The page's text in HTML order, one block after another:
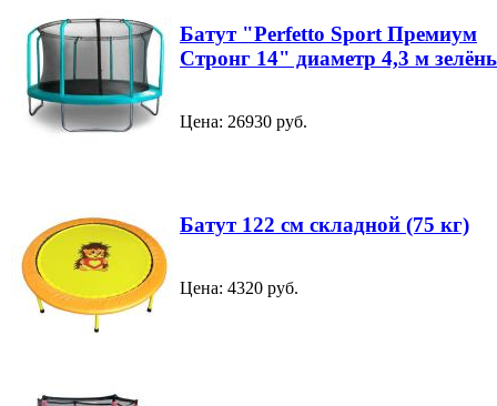
Батут "Perfetto Sport Премиум
Стронг 14" диаметр 4,3 м
Цена: 26930 руб.
Батут 122 см складной (75 кг)
Цена: 4320 руб.